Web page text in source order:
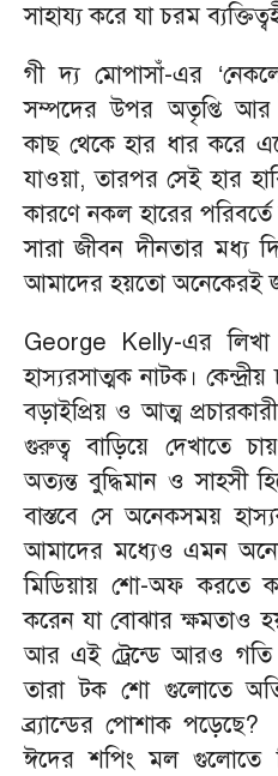
সাহায্য করে যা চরম
গী দ্য মোপাসাঁ-এর
সম্পদের উপর অতৃপ্তি আর
কাছ থেকে হার ধার করে
যাওয়া, তারপর সেই হার
কারণে নকল হারের
সারা জীবন দীনতার মধ্য
আমাদের হয়তো অনেকেরই
George Kelly-এর
হাস্যরসাত্মক নাটক।
বড়াইপ্রিয় ও আত্ম
গুরুত্ব বাড়িয়ে দেখাতে
অত্যন্ত বুদ্ধিমান ও সাহসী
বাস্তবে সে অনেকসময়
আমাদের মধ্যেও এমন
মিডিয়ায় শো-অফ করতে
করেন যা বোঝার ক্ষমতাও
আর এই ট্রেন্ডে আরও গতি
তারা টক শো গুলোতে
ব্র্যান্ডের পোশাক
ঈদের শপিং মল গুলোতে